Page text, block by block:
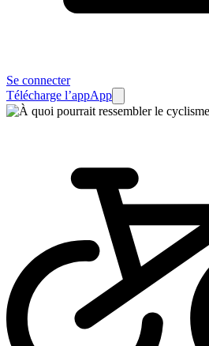
Se connecter
Télécharge l’appApp